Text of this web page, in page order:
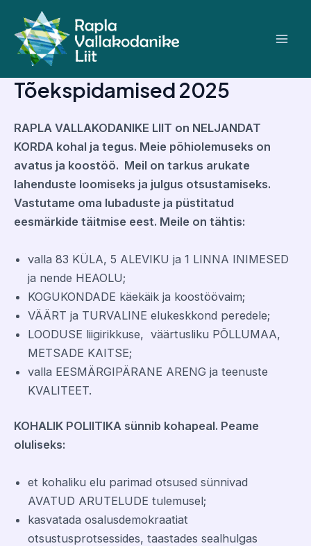
content
Tõekspidamised 2025
RAPLA VALLAKODANIKE LIIT on NELJANDAT
KORDA kohal ja tegus. Meie põhiolemuseks on
avatus ja koostöö. Meil on tarkus arukate
lahenduste loomiseks ja julgus otsustamiseks.
Vastutame oma lubaduste ja püstitatud
eesmärkide täitmise eest. Meile on tähtis:
valla 83 KÜLA, 5 ALEVIKU ja 1 LINNA INIMESED
ja nende HEAOLU;
KOGUKONDADE käekäik ja koostöövaim;
VÄÄRT ja TURVALINE elukeskkond peredele;
LOODUSE liigirikkuse, väärtusliku PÕLLUMAA,
METSADE KAITSE;
valla EESMÄRGIPÄRANE ARENG ja teenuste
KVALITEET.
KOHALIK POLIITIKA sünnib kohapeal. Peame
oluliseks:
et kohaliku elu parimad otsused sünnivad
AVATUD ARUTELUDE tulemusel;
kasvatada osalusdemokraatiat
otsustusprotsessides, taastades sealhulgas